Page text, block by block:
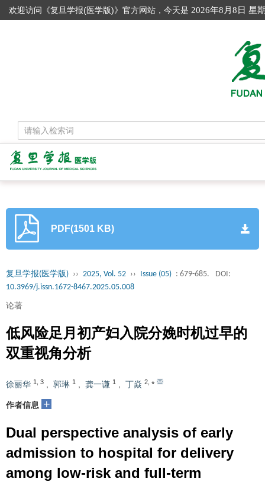
欢迎访问《复旦学报(医学版)》官方网站，今天是 2026年8月8日 星
PDF(1501 KB)
复旦学报(医学版) ›› 2025, Vol. 52 ›› Issue (05) : 679-685.
DOI:
10.3969/j.issn.1672-8467.2025.05.008
论著
低风险足月初产妇入院分娩时机过早的
双重视角分析
徐丽华 1 3 , 郭琳 1 , 龚一谦 1 , 丁焱 2 *
作者信息 +
Dual perspective analysis of early
admission to hospital for delivery
among low-risk and full-term